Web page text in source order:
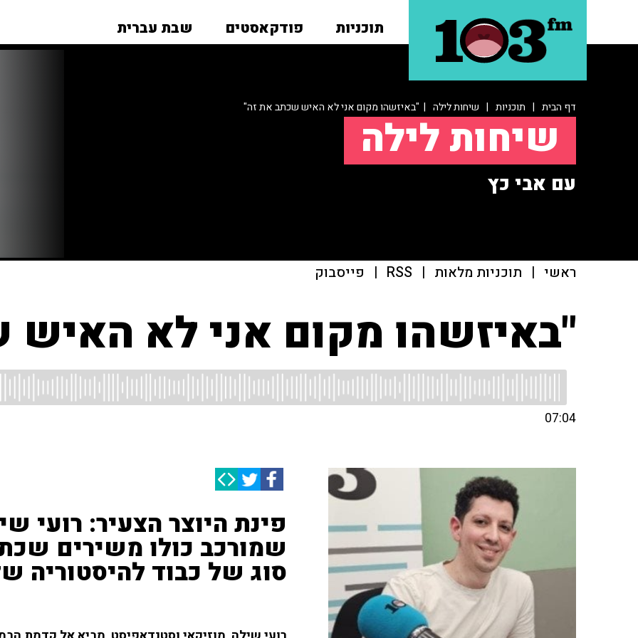
תוכניות פודקאסטים שבת עברית
דף הבית | תוכניות | שיחות לילה | "באיזשהו מקום אני לא האיש שכתב את זה"
שיחות לילה
עם אבי כץ
ראשי | תוכניות מלאות |
RSS
| פייסבוק
"באיזשהו מקום אני לא
07:04
פינת היוצר הצעיר: רועי
שמורכב כולו משירים
סוג של כבוד להיסטוריה